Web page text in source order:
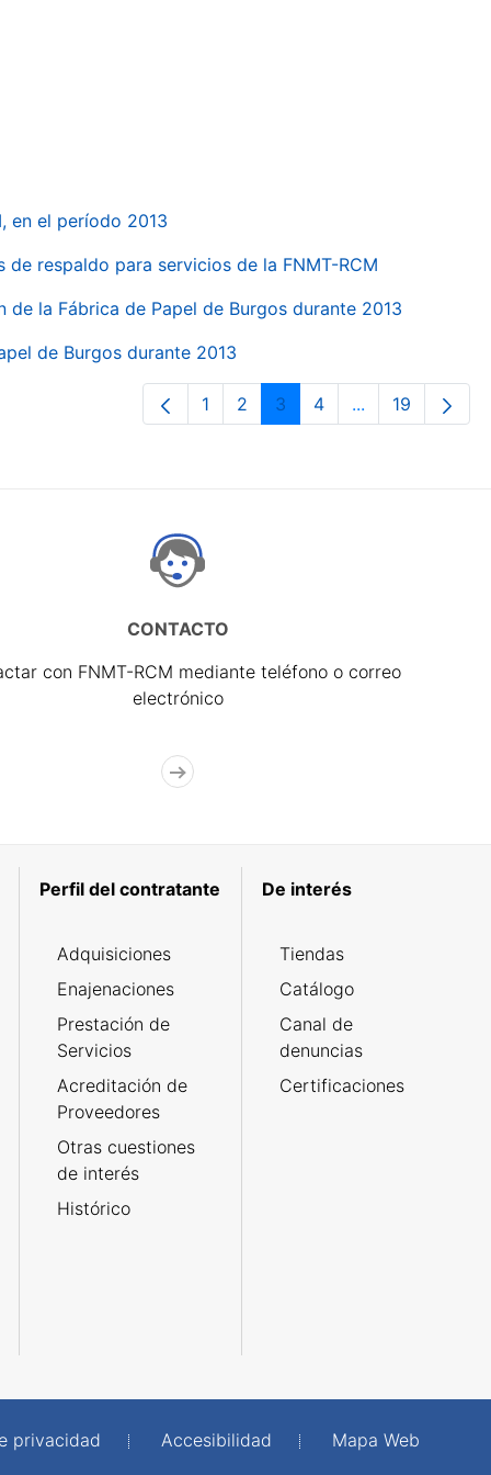
en el período 2013
respaldo para servicios de la FNMT-RCM
la Fábrica de Papel de Burgos durante 2013
de Burgos durante 2013
Página
1 Página
2 Página
3 Página
4 ...PáginasPágina
19
CONTACTO
con FNMT-RCM mediante teléfono o correo
electrónico
Perfil del contratante
Adquisiciones
Enajenaciones
Prestación de
Servicios
Acreditación de
Proveedores
Otras cuestiones
de interés
Histórico
De interés
Tiendas
Catálogo
Canal de
denuncias
Certificaciones
privacidad Accesibilidad
Mapa Web